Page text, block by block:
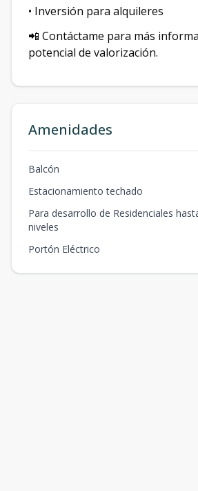
• Inversión para alquileres
📲 Contáctame para más
potencial de valorización.
Amenidades
Balcón
Estacionamiento techado
Para desarrollo de Residenciales
niveles
Portón Eléctrico